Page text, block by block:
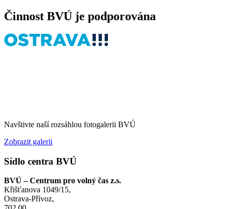
Činnost BVÚ je podporována
Navštivte naší rozsáhlou fotogalerii BVÚ
Zobrazit galerii
Sídlo centra BVÚ
BVÚ – Centrum pro volný čas z.s.
Křišťanova 1049/15,
Ostrava-Přívoz,